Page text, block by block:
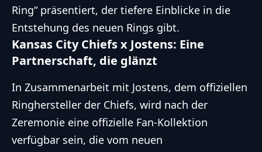
Ring“ präsentiert, der tiefere Einblicke in die
Entstehung des neuen Rings gibt.
Kansas City Chiefs x Jostens: Eine
Partnerschaft, die glänzt
In Zusammenarbeit mit Jostens, dem offiziellen
Ringhersteller der Chiefs, wird nach der
Zeremonie eine offizielle Fan-Kollektion
verfügbar sein, die vom neuen